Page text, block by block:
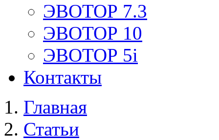
ЭВОТОР 7.3
ЭВОТОР 10
ЭВОТОР 5i
Контакты
Главная
Статьи